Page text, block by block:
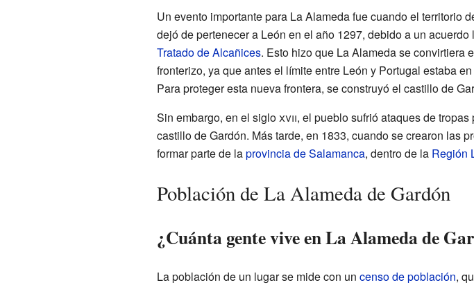
Un evento importante para La Alameda fue cuando el territorio
dejó de pertenecer a León en el año 1297, debido a un acuerdo
Tratado de Alcañices. Esto hizo que La Alameda se convirtiera
fronterizo, ya que antes el límite entre León y Portugal estaba
Para proteger esta nueva frontera, se construyó el castillo de
Sin embargo, en el sigloxvii, el pueblo sufrió ataques de
castillo de Gardón. Más tarde, en 1833, cuando se crearon las
formar parte de laprovincia de Salamanca, dentro de la Región
Población de La Alameda de Gardón
¿Cuánta gente vive en La Alameda de
La población de un lugar se mide con un censo de población,